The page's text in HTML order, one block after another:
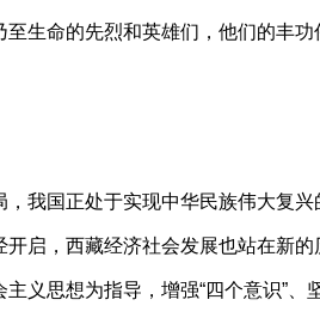
生命的先烈和英雄们，他们的丰
我国正处于实现中华民族伟大复兴
启，西藏经济社会发展也站在新
主义思想为指导，增强“四个意识”、